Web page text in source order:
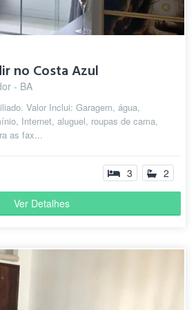
no Costa Azul
- BA
Valor Inclui: Garagem, água,
Internet, aluguel, roupas de cama,
as fax...
3 2
Ver Detalhes